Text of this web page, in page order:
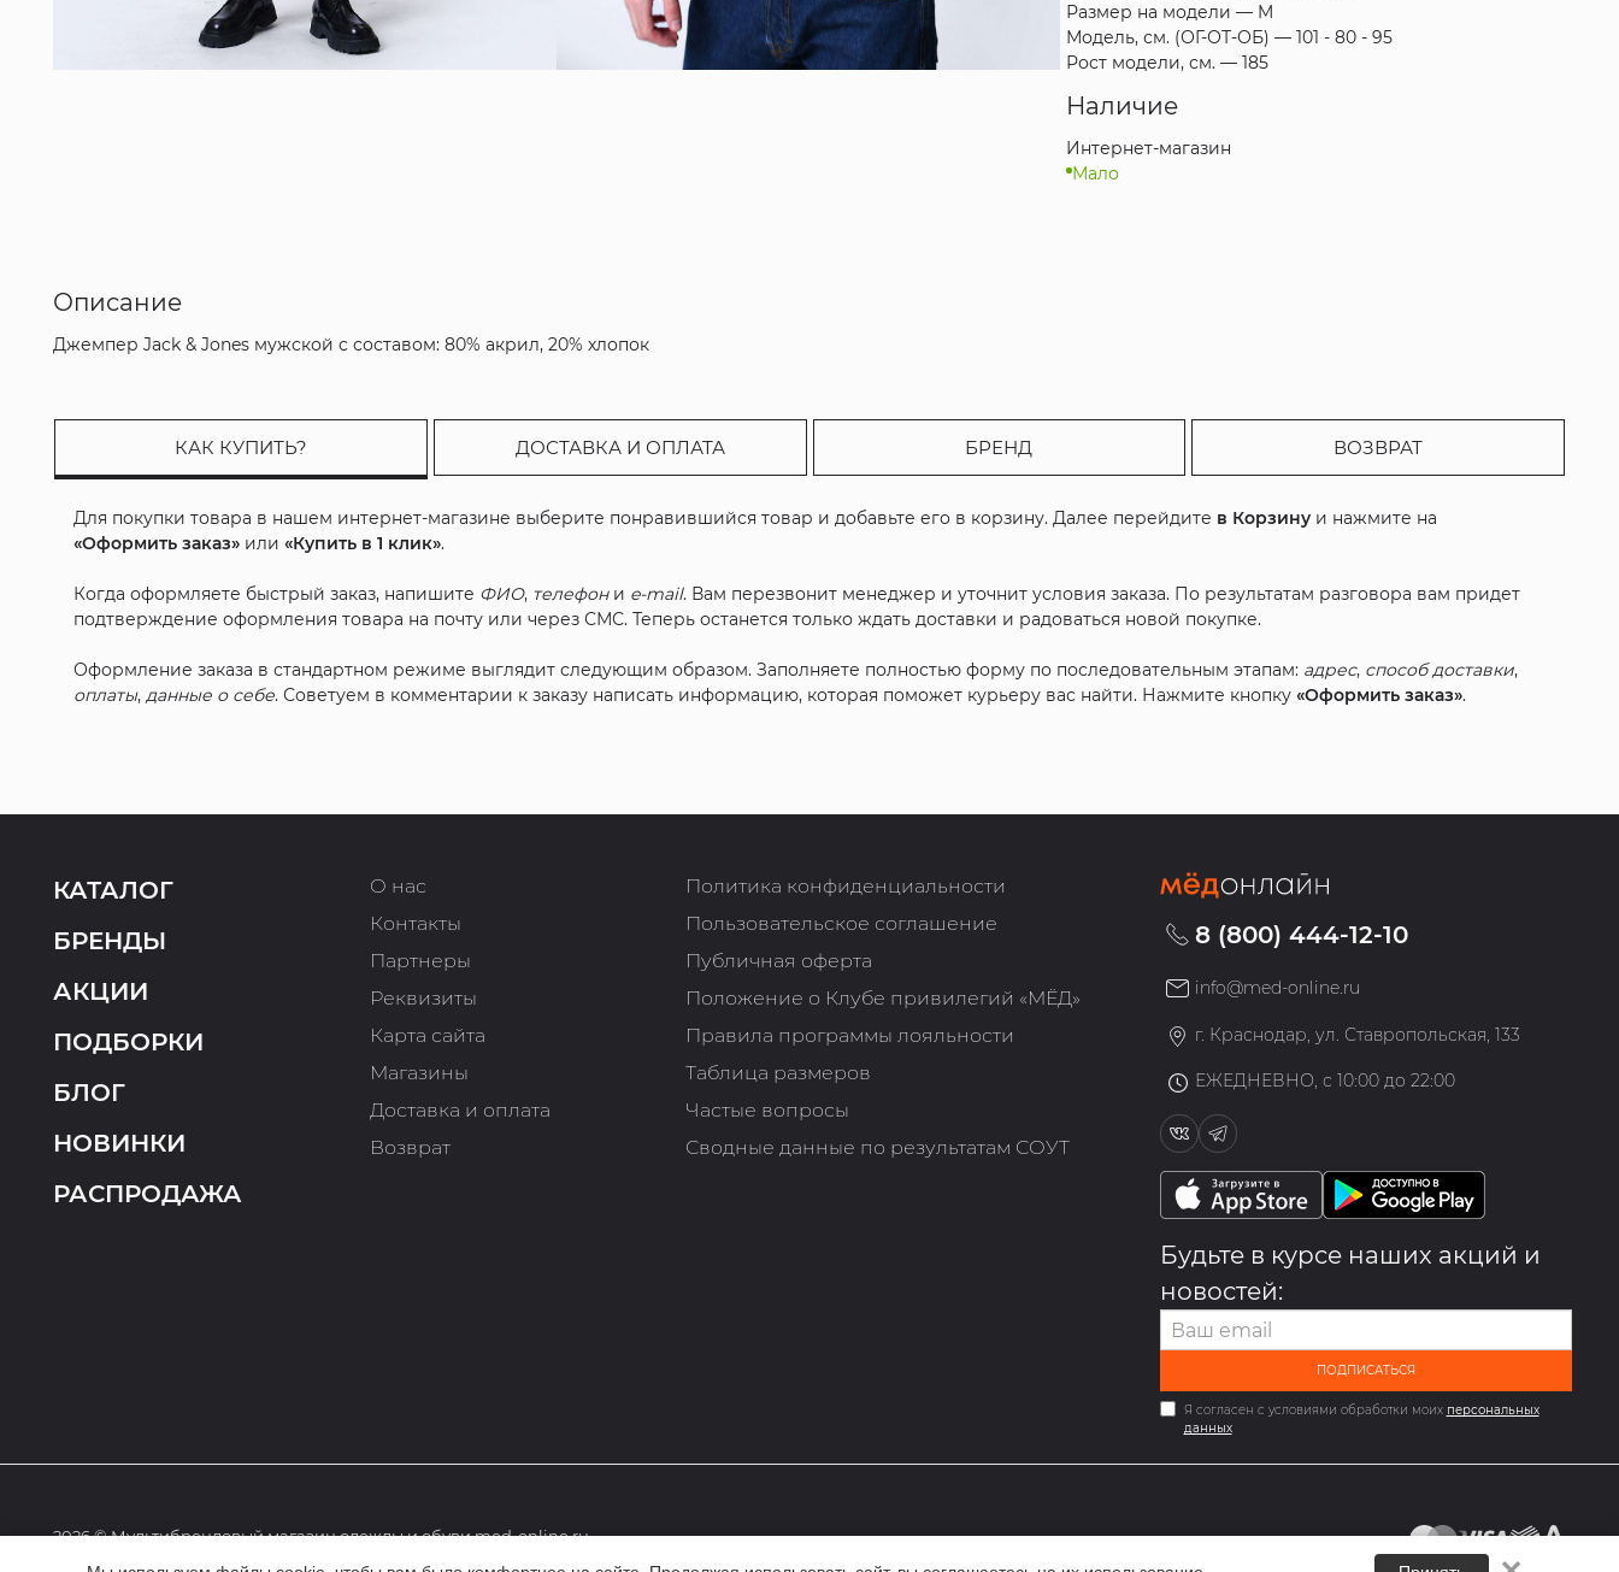
Размер на модели — M
Модель, см. (ОГ-ОТ-ОБ) — 101 - 80 - 95
Рост модели, см. — 185
Наличие
Интернет-магазин
Мало
Описание
Джемпер Jack & Jones мужской с составом: 80% акрил, 20% хлопок
КАК КУПИТЬ? ДОСТАВКА И ОПЛАТА БРЕНД ВОЗВРАТ
Для покупки товара в нашем интернет-магазине выберите понравившийся товар и добавьте его в корзину. Далее перейдите в Корзину и нажмите на
«Оформить заказ» или«Купить в 1 клик».
Когда оформляете быстрый заказ, напишите ФИО, телефони e-mail. Вам перезвонит менеджер и уточнит условия заказа. По результатам разговора вам придет
подтверждение оформления товара на почту или через СМС. Теперь останется только ждать доставки и радоваться новой покупке.
Оформление заказа в стандартном режиме выглядит следующим образом. Заполняете полностью форму по последовательным этапам: адрес, способ доставки,
оплаты,данные о себе. Советуем в комментарии к заказу написать информацию, которая поможет курьеру вас найти. Нажмите кнопку«Оформить заказ».
КАТАЛОГ
БРЕНДЫ
АКЦИИ
ПОДБОРКИ
БЛОГ
НОВИНКИ
РАСПРОДАЖА
О нас
Контакты
Партнеры
Реквизиты
Карта сайта
Магазины
Доставка и оплата
Возврат
Политика конфиденциальности
Пользовательское соглашение
Публичная оферта
Положение о Клубе привилегий «МЁД»
Правила программы лояльности
Таблица размеров
Частые вопросы
Сводные данные по результатам СОУТ
8 (800) 444-12-10
info@med-online.ru
г. Краснодар, ул. Ставропольская, 133
ЕЖЕДНЕВНО, с 10:00 до 22:00
Будьте в курсе наших акций и
новостей:
ПОДПИСАТЬСЯ
Я согласен с условиями обработки моих персональных
данных
2026 © Мультибрендовый магазин одежды и обуви med-online.ru